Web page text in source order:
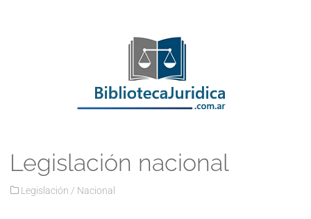
Legislación nacional
Legislación / Nacional